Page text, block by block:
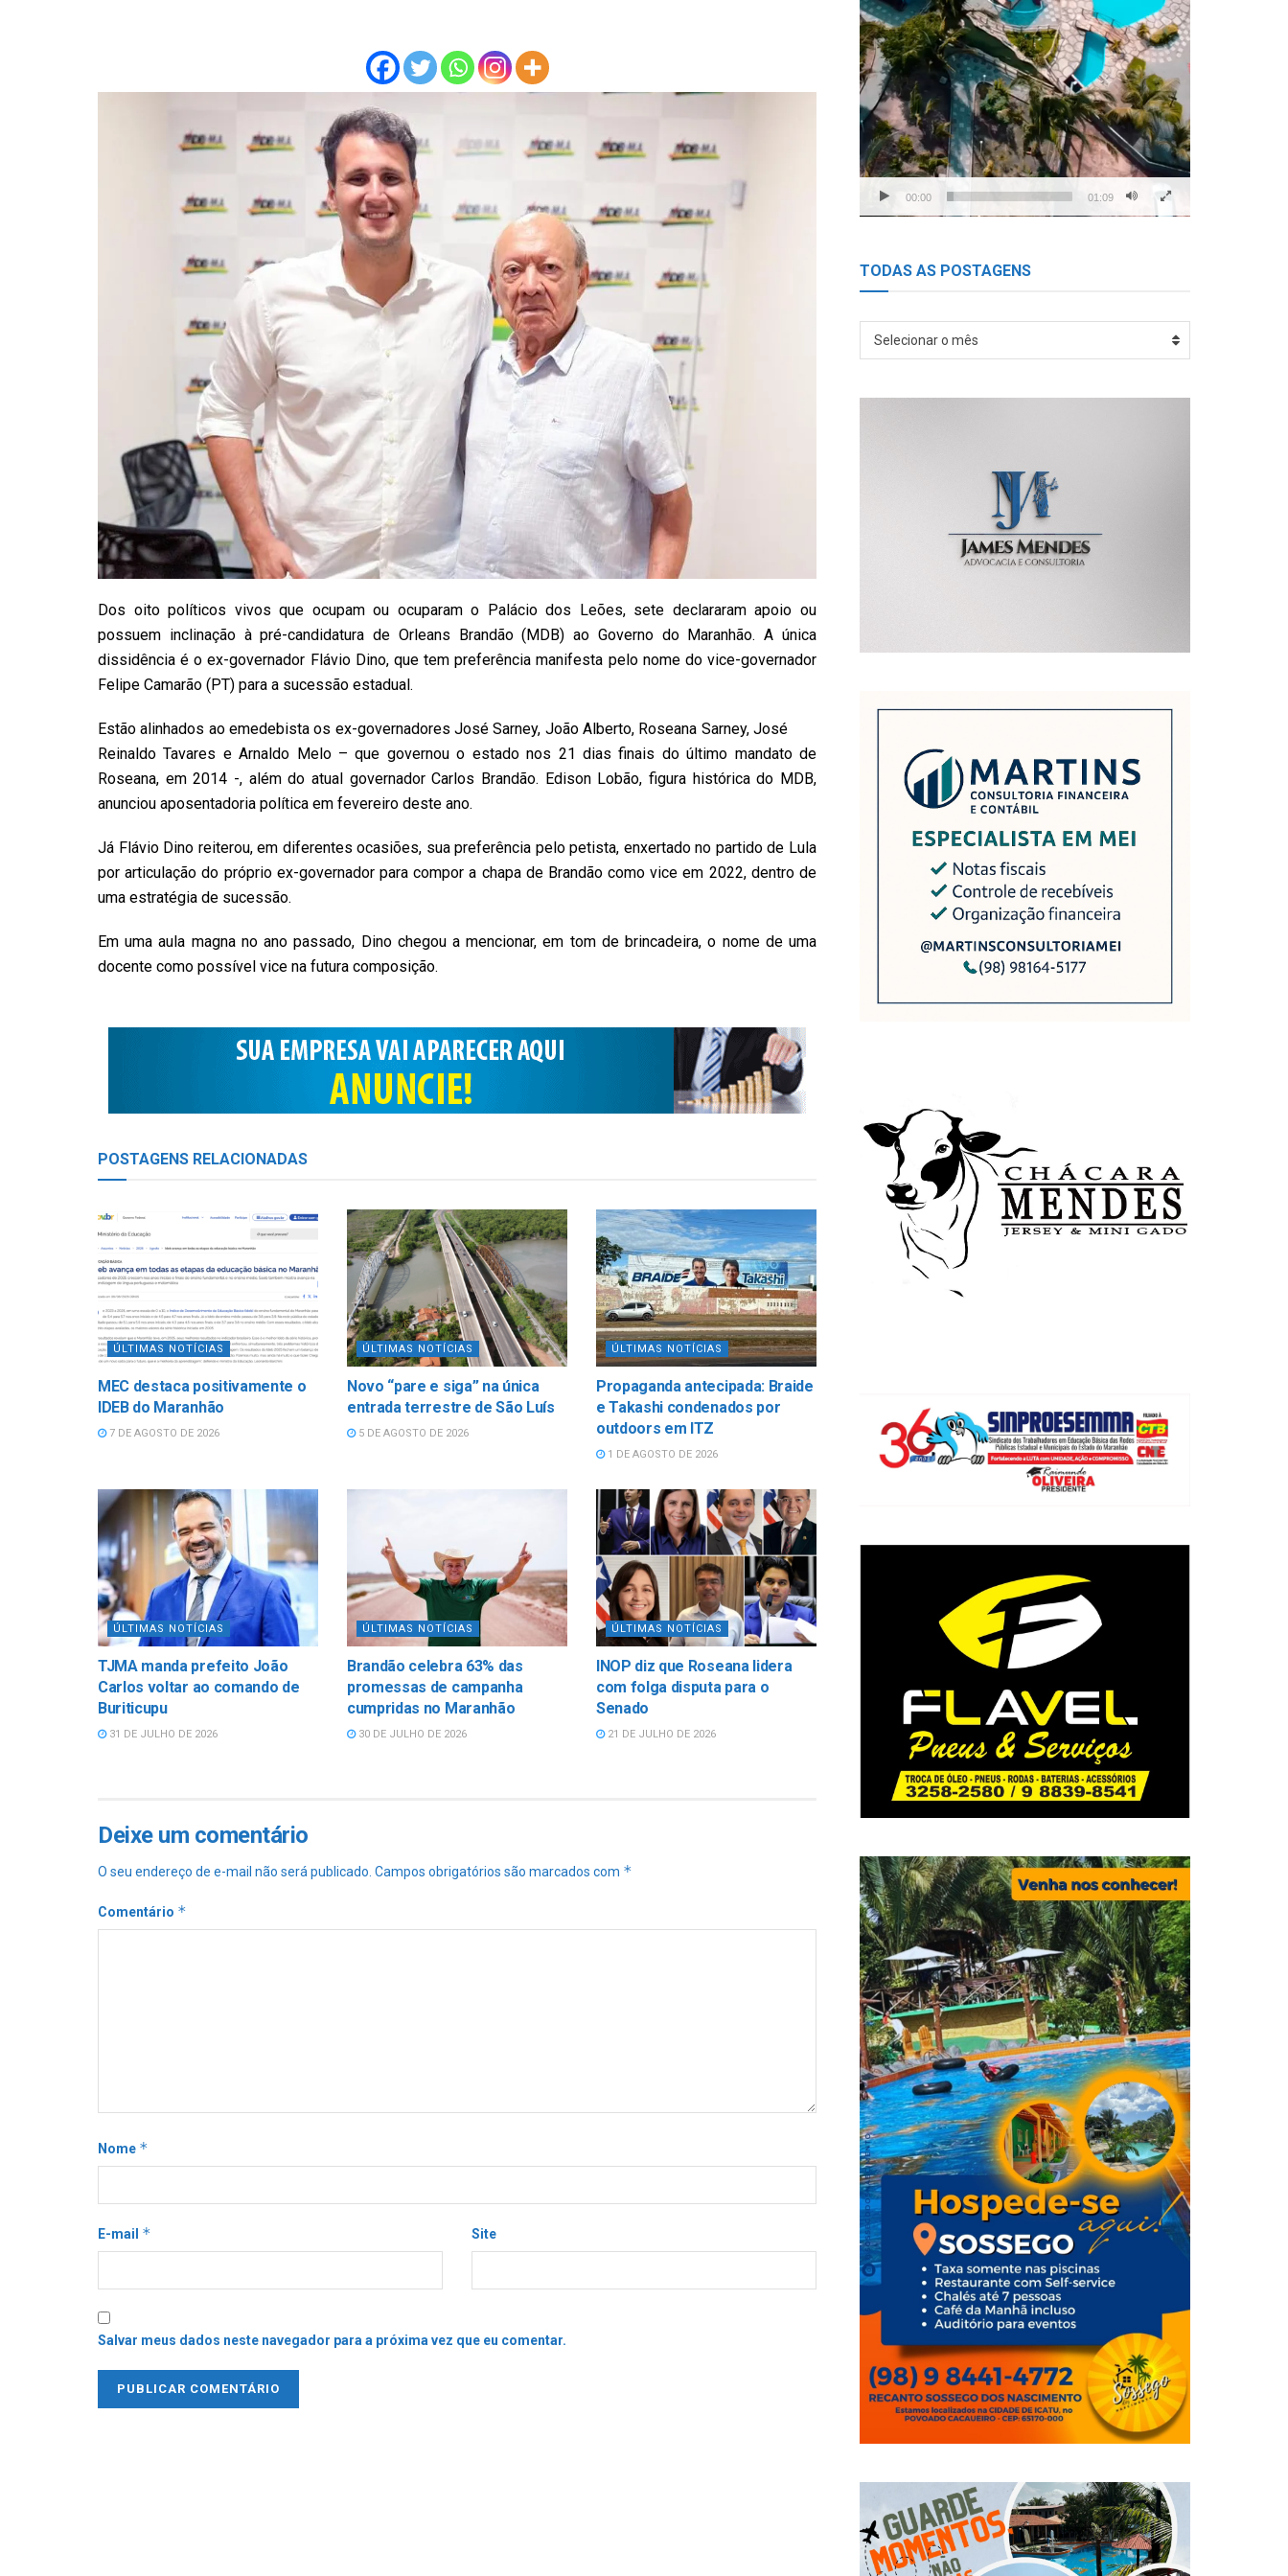
Dos oito políticos vivos que ocupam ou ocuparam o Palácio dos Leões, sete declararam apoio ou
possuem inclinação à pré-candidatura de Orleans Brandão (MDB) ao Governo do Maranhão. A única
dissidência é o ex-governador Flávio Dino, que tem preferência manifesta pelo nome do vice-governador
Felipe Camarão (PT) para a sucessão estadual.
Estão alinhados ao emedebista os ex-governadores José Sarney, João Alberto, Roseana Sarney, José
Reinaldo Tavares e Arnaldo Melo – que governou o estado nos 21 dias finais do último mandato de
Roseana, em 2014 -, além do atual governador Carlos Brandão. Edison Lobão, figura histórica do MDB,
anunciou aposentadoria política em fevereiro deste ano.
Já Flávio Dino reiterou, em diferentes ocasiões, sua preferência pelo petista, enxertado no partido de Lula
por articulação do próprio ex-governador para compor a chapa de Brandão como vice em 2022, dentro de
uma estratégia de sucessão.
Em uma aula magna no ano passado, Dino chegou a mencionar, em tom de brincadeira, o nome de uma
docente como possível vice na futura composição.
POSTAGENS RELACIONADAS
ÚLTIMAS NOTÍCIAS
MEC destaca positivamente o
IDEB do Maranhão
7 DE AGOSTO DE 2026
ÚLTIMAS NOTÍCIAS
Novo “pare e siga” na única
entrada terrestre de São Luís
5 DE AGOSTO DE 2026
ÚLTIMAS NOTÍCIAS
Propaganda antecipada: Braide
e Takashi condenados por
outdoors em ITZ
1 DE AGOSTO DE 2026
ÚLTIMAS NOTÍCIAS
TJMA manda prefeito João
Carlos voltar ao comando de
Buriticupu
31 DE JULHO DE 2026
ÚLTIMAS NOTÍCIAS
Brandão celebra 63% das
promessas de campanha
cumpridas no Maranhão
30 DE JULHO DE 2026
ÚLTIMAS NOTÍCIAS
INOP diz que Roseana lidera
com folga disputa para o
Senado
21 DE JULHO DE 2026
Deixe um comentário
O seu endereço de e-mail não será publicado. Campos obrigatórios são marcados com *
Comentário *
Nome *
E-mail * Site
Salvar meus dados neste navegador para a próxima vez que eu comentar.
00:00 01:09
TODAS AS POSTAGENS
TODAS
Selecionar o mês